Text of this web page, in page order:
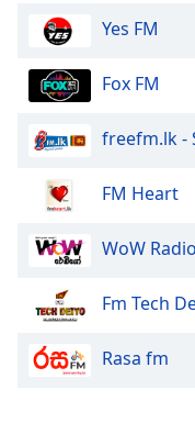
Yes FM
Fox FM
freefm.lk -
FM Heart
WoW Radio
Fm Tech
Rasa fm